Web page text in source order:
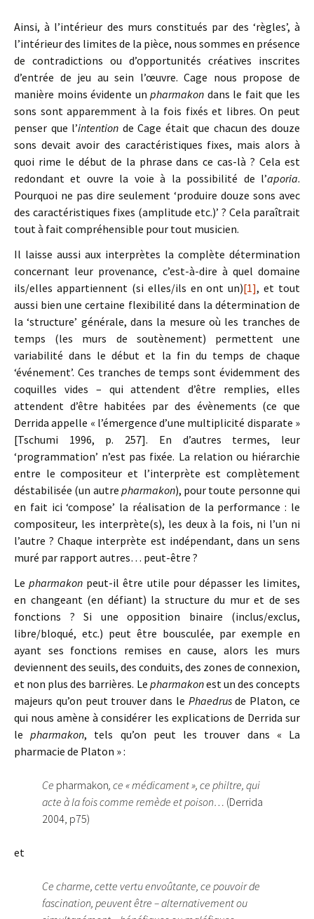
Ainsi, à l’intérieur des murs constitués par des ‘règles’, à
l’intérieur des limites de la pièce, nous sommes en présence
de contradictions ou d’opportunités créatives inscrites
d’entrée de jeu au sein l’œuvre. Cage nous propose de
manière moins évidente unpharmakon dans le fait que les
sons sont apparemment à la fois fixés et libres. On peut
penser que l’intention de Cage était que chacun des douze
sons devait avoir des caractéristiques fixes, mais alors à
quoi rime le début de la phrase dans ce cas-là ? Cela est
redondant et ouvre la voie à la possibilité de l’aporia.
Pourquoi ne pas dire seulement ‘produire douze sons avec
des caractéristiques fixes (amplitude etc.)’ ? Cela paraîtrait
tout à fait compréhensible pour tout musicien.
Il laisse aussi aux interprètes la complète détermination
concernant leur provenance, c’est-à-dire à quel domaine
ils/elles appartiennent (si elles/ils en ont un)[1], et tout
aussi bien une certaine flexibilité dans la détermination de
la ‘structure’ générale, dans la mesure où les tranches de
temps (les murs de soutènement) permettent une
variabilité dans le début et la fin du temps de chaque
‘événement’. Ces tranches de temps sont évidemment des
coquilles vides – qui attendent d’être remplies, elles
attendent d’être habitées par des évènements (ce que
Derrida appelle « l’émergence d’une multiplicité disparate »
[Tschumi 1996, p. 257]. En d’autres termes, leur
‘programmation’ n’est pas fixée. La relation ou hiérarchie
entre le compositeur et l’interprète est complètement
déstabilisée (un autre pharmakon), pour toute personne qui
en fait ici ‘compose’ la réalisation de la performance : le
compositeur, les interprète(s), les deux à la fois, ni l’un ni
l’autre ? Chaque interprète est indépendant, dans un sens
muré par rapport autres… peut-être ?
Lepharmakon peut-il être utile pour dépasser les limites,
en changeant (en défiant) la structure du mur et de ses
fonctions ? Si une opposition binaire (inclus/exclus,
libre/bloqué, etc.) peut être bousculée, par exemple en
ayant ses fonctions remises en cause, alors les murs
deviennent des seuils, des conduits, des zones de connexion,
et non plus des barrières. Le pharmakonest un des concepts
majeurs qu’on peut trouver dans le Phaedrusde Platon, ce
qui nous amène à considérer les explications de Derrida sur
lepharmakon, tels qu’on peut les trouver dans « La
pharmacie de Platon » :
Ce pharmakon, ce « médicament », ce philtre, qui
acte à la fois comme remède et poison… (Derrida
2004, p75)
et
Ce charme, cette vertu envoûtante, ce pouvoir de
fascination, peuvent être – alternativement ou